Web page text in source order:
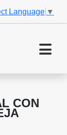
Language ▼
CON